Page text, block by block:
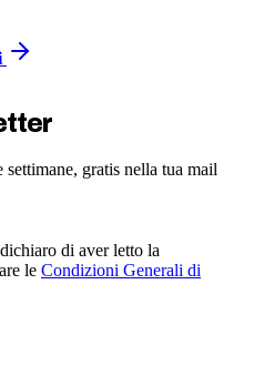
gratis nella tua mail
di aver letto la
le Condizioni Generali di